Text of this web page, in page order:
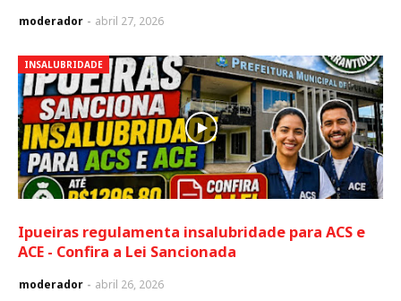
moderador abril 27, 2026
INSALUBRIDADE
Ipueiras regulamenta insalubridade para ACS e
ACE - Confira a Lei Sancionada
moderador abril 26, 2026